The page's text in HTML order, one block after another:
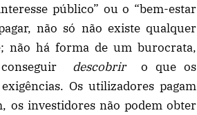
público” ou o “bem-estar
não só não existe qualquer
não há forma de um burocrata,
descobriro que os
Os utilizadores pagam
os investidores não podem obter